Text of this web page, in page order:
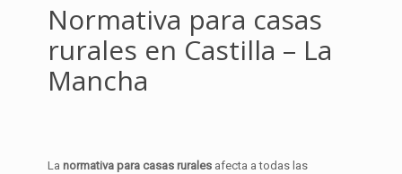
Normativa para casas
rurales en Castilla – La
Mancha
La normativa para casas rurales afecta a todas las